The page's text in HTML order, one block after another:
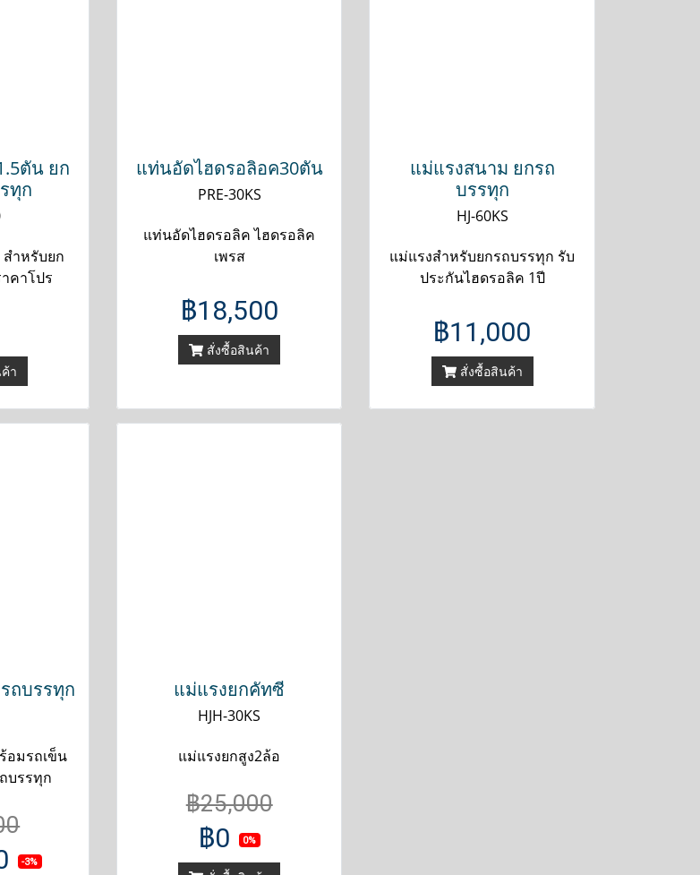
ตัน ยก
ทุก
สำหรับยก
คาโปร
า
แท่นอัดไฮดรอลิอค30ตัน
PRE-30KS
แท่นอัดไฮดรอลิค ไฮดรอลิค
เพรส
฿18,500
สั่งซื้อสินค้า
แม่แรงสนาม ยกรถ
บรรทุก
HJ-60KS
แม่แรงสำหรับยกรถบรรทุก รับ
ประกันไฮดรอลิค 1ปี
฿11,000
สั่งซื้อสินค้า
ถบรรทุก
อมรถเข็น
บรรทุก
-3%
แม่แรงยกคัทซี
HJH-30KS
แม่แรงยกสูง2ล้อ
฿25,000
฿0 0%